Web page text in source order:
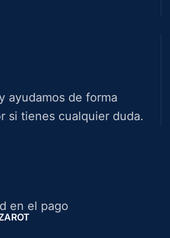
ayudamos de forma
si tienes cualquier duda.
en el pago